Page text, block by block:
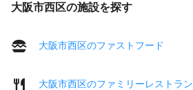
大阪市西区の施設を探す
大阪市西区のファストフード
大阪市西区のファミリーレストラン